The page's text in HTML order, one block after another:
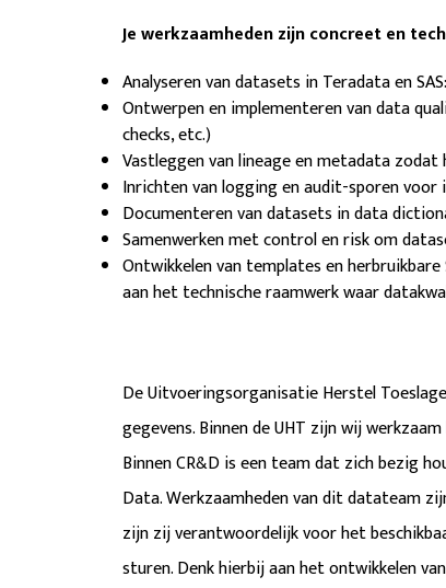
Je werkzaamheden zijn concreet en
Analyseren van datasets in Teradata en
Ontwerpen en implementeren van data
checks, etc.)
Vastleggen van lineage en metadata
Inrichten van logging en audit-sporen
Documenteren van datasets in data
Samenwerken met control en risk om
Ontwikkelen van templates en
aan het technische raamwerk waar
De Uitvoeringsorganisatie Herstel
gegevens. Binnen de UHT zijn wij
Binnen CR&D is een team dat zich bezig
Data. Werkzaamheden van dit datateam
zijn zij verantwoordelijk voor het
sturen. Denk hierbij aan het ontwikkelen